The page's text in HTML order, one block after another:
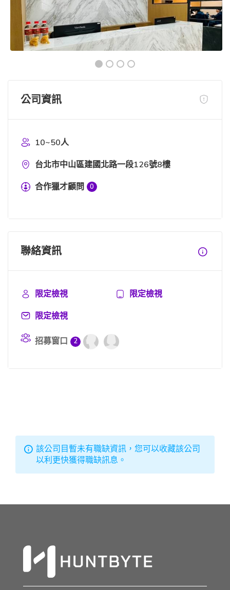
公司資訊
10~50人
台北市中山區建國北路一段126號8樓
合作獵才顧問
0
聯絡資訊
限定檢視
限定檢視
限定檢視
招募窗口 2
該公司目暫未有職缺資訊，您可以收藏該公司
以利更快獲得職缺訊息。